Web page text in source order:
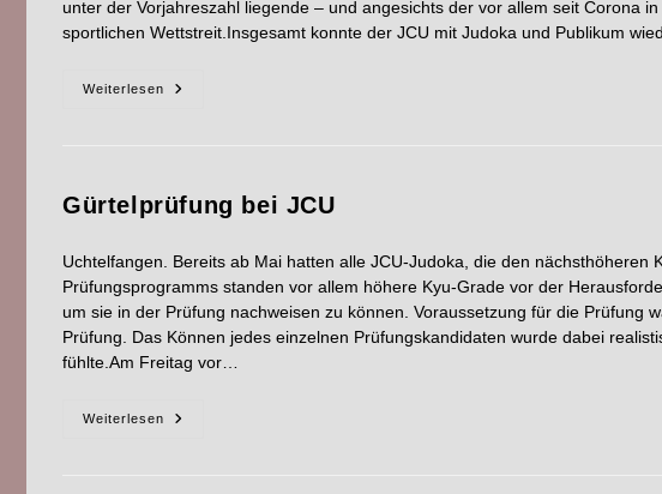
unter der Vorjahreszahl liegende – und angesichts der vor allem seit Corona
sportlichen Wettstreit.Insgesamt konnte der JCU mit Judoka und Publikum
Weiterlesen
Gürtelprüfung bei JCU
Uchtelfangen. Bereits ab Mai hatten alle JCU-Judoka, die den
Prüfungsprogramms standen vor allem höhere Kyu-Grade vor der
um sie in der Prüfung nachweisen zu können. Voraussetzung für die
Prüfung. Das Können jedes einzelnen Prüfungskandidaten wurde dabei
fühlte.Am Freitag vor…
Weiterlesen